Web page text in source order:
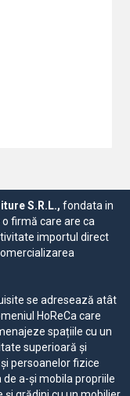
S.R.L.,fondata in
firmă care are ca
importul direct
se adresează atât
HoReCa care
spațiile cu un
superioară și
persoanelor fizice
de a-și mobila propriile